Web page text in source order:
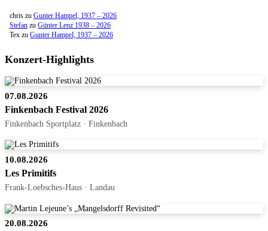
chris zu Gunter Hampel, 1937 – 2026
Stefan zu Günter Lenz 1938 – 2026
Tex zu Gunter Hampel, 1937 – 2026
Konzert-Highlights
07.08.2026
Finkenbach Festival 2026
Finkenbach Sportplatz · Finkenbach
10.08.2026
Les Primitifs
Frank-Loebsches-Haus · Landau
20.08.2026